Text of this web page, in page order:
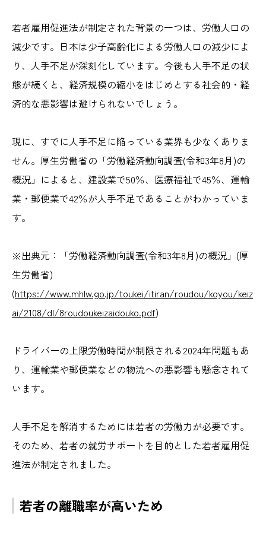
若者雇用促進法が制定された背景の一つは、労働人口の
減少です。日本は少子高齢化による労働人口の減少によ
り、人手不足が深刻化しています。今後も人手不足の状
態が続くと、経済規模の縮小をはじめとする社会的・経
済的な悪影響は避けられないでしょう。
現に、すでに人手不足に陥っている業界も少なくありま
せん。厚生労働省の「労働経済動向調査(令和3年8月)の
概況」によると、建設業で50％、医療福祉で45％、運輸
業・郵便業で42％が人手不足であることがわかっていま
す。
※出典元：「労働経済動向調査(令和3年8月)の概況」(厚
生労働省)
(https://www.mhlw.go.jp/toukei/itiran/roudou/koyou/keiz
ai/2108/dl/8roudoukeizaidouko.pdf)
ドライバーの上限労働時間が制限される2024年問題もあ
り、運輸業や郵便業などの物流への悪影響も懸念されて
います。
人手不足を解消するためには若者の労働力が必要です。
そのため、若者の就労サポートを目的とした若者雇用促
進法が制定されました。
若者の離職率が高いため